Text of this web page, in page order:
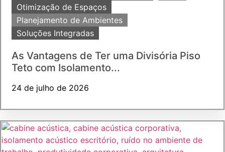
Otimização de Espaços
Planejamento de Ambientes
Soluções Integradas
As Vantagens de Ter uma Divisória Piso
Teto com Isolamento...
24 de julho de 2026